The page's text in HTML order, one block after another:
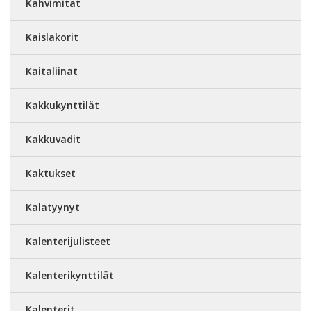
Kahvimitat
Kaislakorit
Kaitaliinat
Kakkukynttilät
Kakkuvadit
Kaktukset
Kalatyynyt
Kalenterijulisteet
Kalenterikynttilät